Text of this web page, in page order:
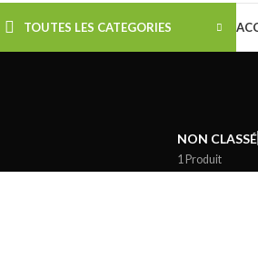
TOUTES LES CATEGORIES
NON CLASSÉ
1 Produit